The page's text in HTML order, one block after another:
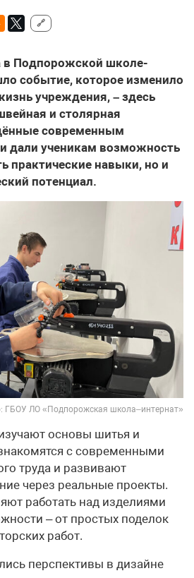
🔗
в Подпорожской школе-
событие, которое изменило
учреждения, – здесь
и столярная
современным
дали ученикам возможность
практические навыки, но и
потенциал.
ГБОУ ЛО «Подпорожская школа–интернат»
основы шитья и
с современными
труда и развивают
через реальные проекты.
работать над изделиями
– от простых поделок
работ.
перспективы в дизайне